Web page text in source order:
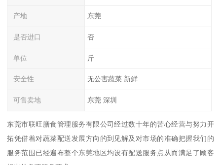
产地 东莞
是否进口 否
单位 斤
安全性 无公害蔬菜 新鲜
可售卖地 东莞 深圳
东莞市联旺膳食管理服务有限公司经过数十年的苦心经营与努力开
拓凭借着对蔬菜配送发展方向的到见解及对市场的准确把握我们的
服务范围已经遍布整个东莞地区均设有配送服务点从而满足了顾客